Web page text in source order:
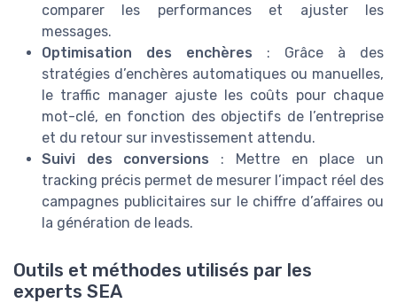
comparer les performances et ajuster les
messages.
Optimisation des enchères : Grâce à des
stratégies d’enchères automatiques ou manuelles,
le traffic manager ajuste les coûts pour chaque
mot-clé, en fonction des objectifs de l’entreprise
et du retour sur investissement attendu.
Suivi des conversions : Mettre en place un
tracking précis permet de mesurer l’impact réel des
campagnes publicitaires sur le chiffre d’affaires ou
la génération de leads.
Outils et méthodes utilisés par les
experts SEA